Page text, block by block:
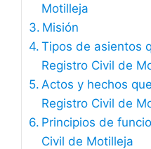
Motilleja
Misión
Tipos de asientos
Registro Civil de
Actos y hechos
Registro Civil de
Principios de
Civil de Motilleja